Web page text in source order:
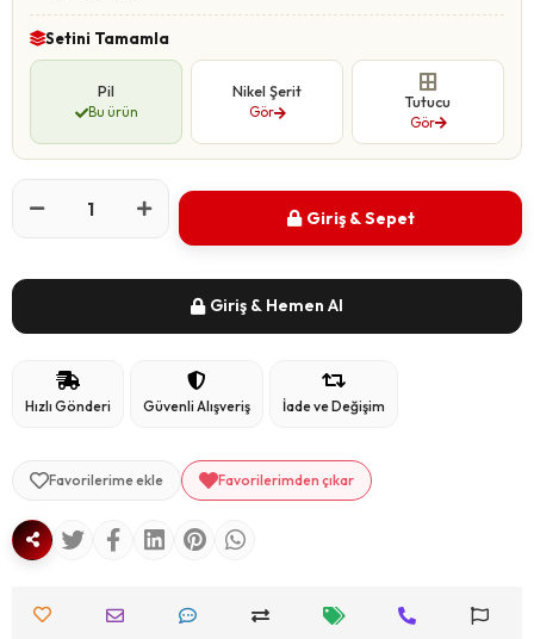
Setini Tamamla
Pil
Bu ürün
Nikel Şerit
Gör
Tutucu
Gör
Giriş & Sepet
Giriş & Hemen Al
Hızlı Gönderi Güvenli Alışveriş İade ve Değişim
Favorilerime ekle Favorilerimden çıkar